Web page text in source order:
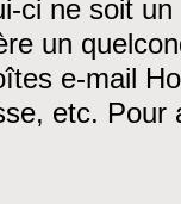
ci ne soit
un
e-mail
etc. Pour